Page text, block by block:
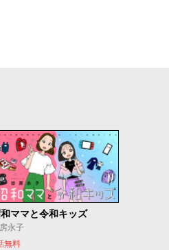
ママと令和キッズ
永子
無料